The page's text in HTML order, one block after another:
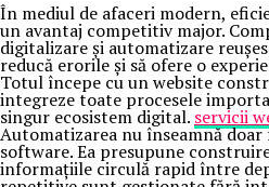
În mediul de afaceri modern,
un avantaj competitiv major.
digitalizare și automatizare
reducă erorile și să ofere o
Totul începe cu un website
integreze toate procesele
singur ecosistem digital. servicii
Automatizarea nu înseamnă
software. Ea presupune
informațiile circulă rapid între